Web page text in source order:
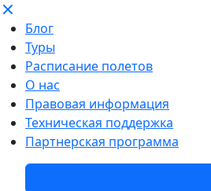
Блог
Туры
Расписание полетов
О нас
Правовая информация
Техническая поддержка
Партнерская программа